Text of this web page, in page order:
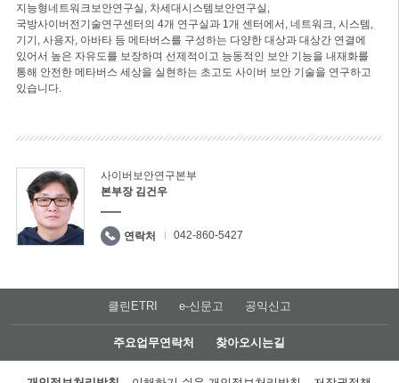
지능형네트워크보안연구실, 차세대시스템보안연구실,
국방사이버전기술연구센터의 4개 연구실과 1개 센터에서, 네트워크, 시스템,
기기, 사용자, 아바타 등 메타버스를 구성하는 다양한 대상과 대상간 연결에
있어서 높은 자유도를 보장하며 선제적이고 능동적인 보안 기능을 내재화를
통해 안전한 메타버스 세상을 실현하는 초고도 사이버 보안 기술을 연구하고
있습니다.
사이버보안연구본부
본부장 김건우
연락처 042-860-5427
클린ETRI e-신문고 공익신고
주요업무연락처 찾아오시는길